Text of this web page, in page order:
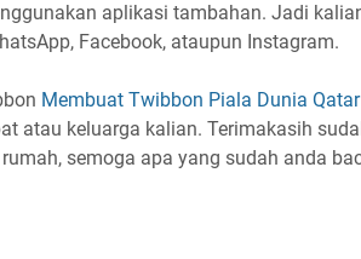
aplikasi tambahan. Jadi
Facebook, ataupun Instagram.
Membuat Twibbon Piala Dunia
atau keluarga kalian. Terimakasih
semoga apa yang sudah anda